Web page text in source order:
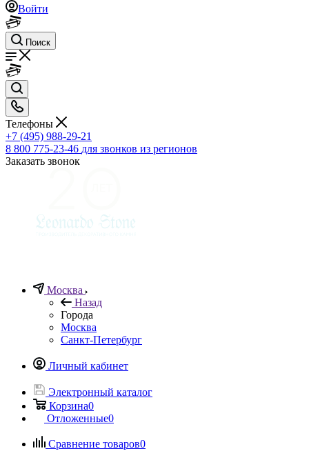
Войти
Поиск
Телефоны
+7 (495) 988-29-21
8 800 775-23-46 для звонков из регионов
Заказать звонок
Москва
Назад
Города
Москва
Санкт-Петербург
Личный кабинет
Электронный каталог
Корзина0
Отложенные0
Сравнение товаров0